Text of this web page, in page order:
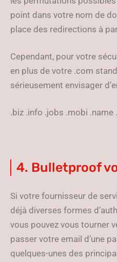
point dans votre nom de
place des redirections à
Cependant, pour votre
en plus de votre .com
sérieusement envisager
.biz .info .jobs .mobi .name
4. Bulletproof
Si votre fournisseur de
déjà diverses formes
vous pouvez vous tourner
passer votre email d’une
quelques-unes des